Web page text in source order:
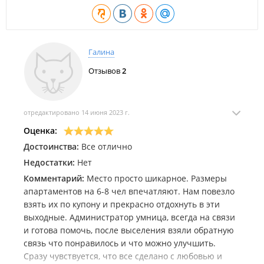
Стоимость проживания на 2026 г.:
Зима:35 000 руб./месяц;
Весна:
45 000 руб./месяц;
Осень:
40 000 руб./месяц.
Межсезонье и зима:
15.09 – 24.12:13 000 руб./сутки (бронь от
Январь – май:13 000 руб./сутки (бронь от
сутки (бронь от
Летний период:
Июнь:16 000 руб./сутки (бронь от2 суток).
Спецпредложение:при бронировании до31 мая
— 14 000 руб./сутки (бронь от 3 суток
Июль – сентябрь (до 15.09):
1 сутки:25 000 руб.
Галина
Отзывов2
отредактировано 14 июня 2023 г.
Оценка:
Достоинства: Все отлично
Недостатки: Нет
Комментарий: Место просто шикарное. Размеры
апартаментов на 6-8 чел впечатляют. Нам повезло
взять их по купону и прекрасно отдохнуть в эти
выходные. Администратор умница, всегда на связи
и готова помочь, после выселения взяли обратную
связь что понравилось и что можно улучшить.
Сразу чувствуется, что все сделано с любовью и